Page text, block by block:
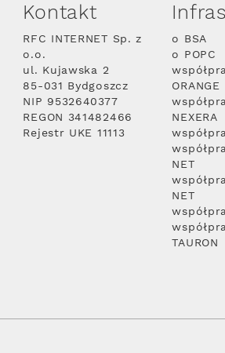
Kontakt
RFC INTERNET Sp. z
o.o.
ul. Kujawska 2
85-031 Bydgoszcz
NIP 9532640377
REGON 341482466
Rejestr UKE 11113
o BSA
o POPC
ORANGE
NEXERA
NET
NET
TAURON